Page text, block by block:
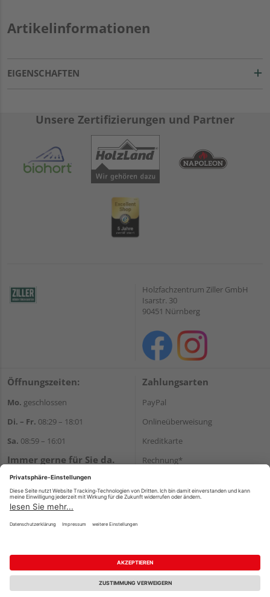
Artikelinformationen
EIGENSCHAFTEN
Unsere Zertifizierungen und Partner
Holzfachzentrum Ziller GmbH
Isarstr. 30
90451 Nürnberg
Öffnungszeiten:
Mo. geschlossen
Di. – Fr. 08:29 – 18:01
Sa. 08:59 – 16:01
Immer gerne für Sie da.
E-Mail:kontakt@holzziller.de
Zahlungsarten
PayPal
Onlineüberweisung
Kreditkarte
Rechnung*
Versand
Impressum AGB Widerruf
Datenschutz
Reservierungsbedingungen
Vertrag widerrufen